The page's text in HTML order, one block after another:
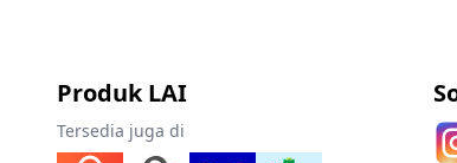
Produk LAI
Tersedia juga di